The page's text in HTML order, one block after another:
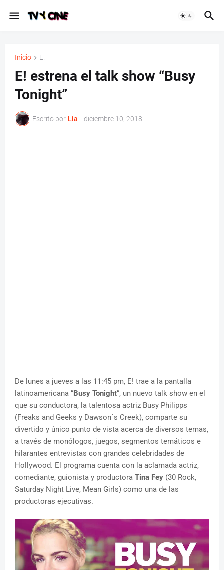
Inicio E!
E! estrena el talk show “Busy
Tonight”
Escrito por Lia - diciembre 10, 2018
De lunes a jueves a las 11:45 pm, E! trae a la pantalla
latinoamericana “Busy Tonight”, un nuevo talk show en el
que su conductora, la talentosa actriz Busy Philipps
(Freaks and Geeks y Dawson´s Creek), comparte su
divertido y único punto de vista acerca de diversos temas,
a través de monólogos, juegos, segmentos temáticos e
hilarantes entrevistas con grandes celebridades de
Hollywood. El programa cuenta con la aclamada actriz,
comediante, guionista y productora Tina Fey (30 Rock,
Saturday Night Live, Mean Girls) como una de las
productoras ejecutivas.